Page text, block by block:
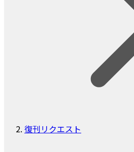
復刊リクエスト